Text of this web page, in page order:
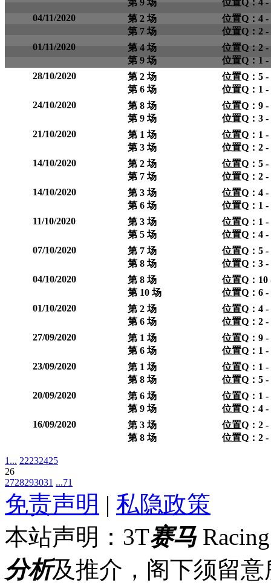
04/11/2020
第 2 场
第 7 场
位置Q：4
位置Q：2
01/11/2020
第 4 场
第 9 场
位置Q：2
位置Q：1
28/10/2020
第 2 场
第 6 场
位置Q：5
位置Q：1
24/10/2020
第 8 场
第 9 场
位置Q：9
位置Q：3
21/10/2020
第 1 场
第 3 场
位置Q：1
位置Q：2
14/10/2020
第 2 场
第 7 场
位置Q：5
位置Q：2
14/10/2020
第 3 场
第 6 场
位置Q：4
位置Q：1
11/10/2020
第 3 场
第 5 场
位置Q：1
位置Q：4
07/10/2020
第 7 场
第 8 场
位置Q：5
位置Q：3
04/10/2020
第 8 场
第 10 场
位置Q：10
位置Q：6
01/10/2020
第 2 场
第 6 场
位置Q：4
位置Q：2
27/09/2020
第 1 场
第 6 场
位置Q：9
位置Q：1
23/09/2020
第 1 场
第 8 场
位置Q：1
位置Q：5
20/09/2020
第 6 场
第 9 场
位置Q：1
位置Q：4
16/09/2020
第 3 场
第 8 场
位置Q：2
位置Q：2
1... 22232425
26
2728293031 ...71
免责声明 | 私隐政策
本站声明：3T赛马
分析及推介，阁下须留